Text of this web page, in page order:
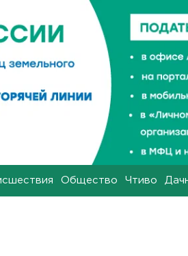
Общество Чтиво